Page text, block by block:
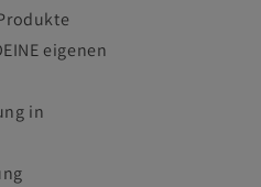
eigenen
in